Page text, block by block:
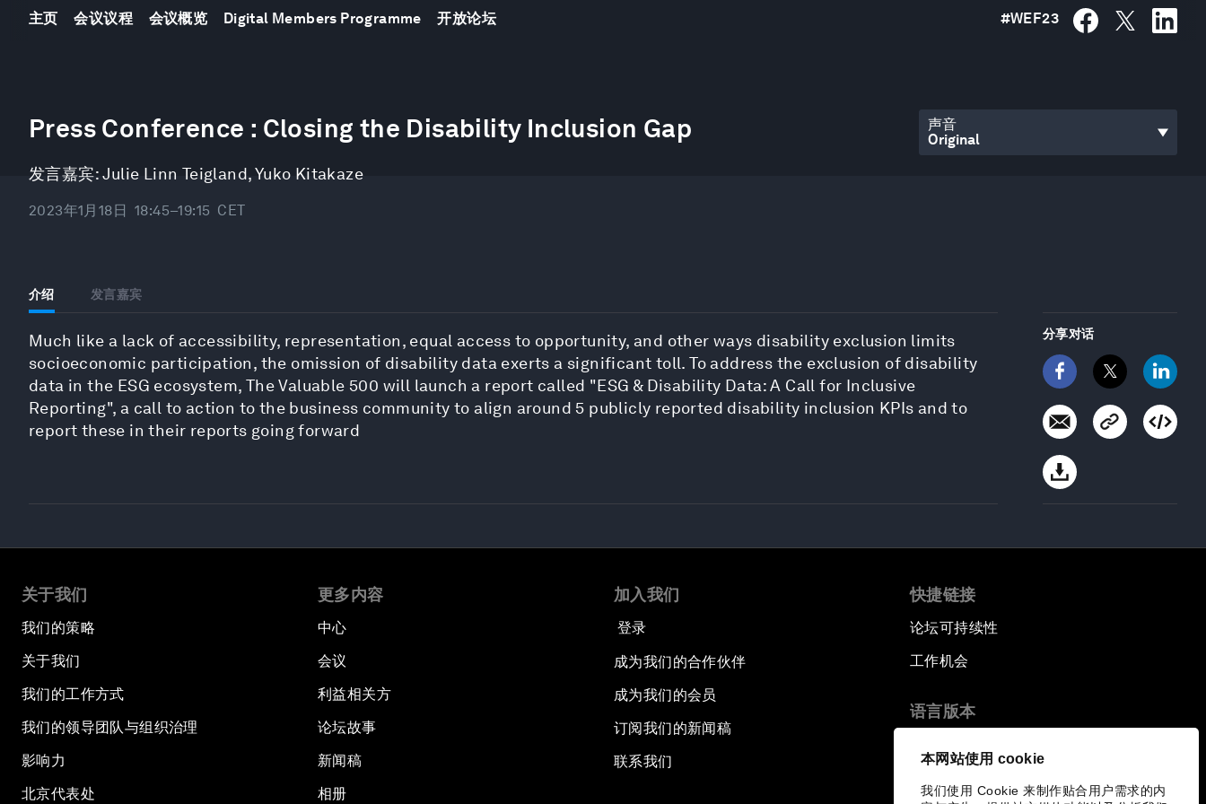
本网站使用 cookie
我们使用 Cookie 来制作贴合用户需求的内
主页 会议议程 会议概览 Digital Members Programme 开放论坛 #WEF23
Press Conference : Closing the Disability Inclusion Gap
发言嘉宾: Julie Linn Teigland,Yuko Kitakaze
2023年1月18日 18:45–19:15 CET
声音
介绍 发言嘉宾
Much like a lack of accessibility, representation, equal access to opportunity, and other ways disability exclusion limits
socioeconomic participation, the omission of disability data exerts a significant toll. To address the exclusion of disability
data in the ESG ecosystem, The Valuable 500 will launch a report called "ESG & Disability Data: A Call for Inclusive
Reporting", a call to action to the business community to align around 5 publicly reported disability inclusion KPIs and to
report these in their reports going forward
分享对话
of
2
seconds
Volume
关于我们
我们的策略
关于我们
我们的工作方式
我们的领导团队与组织治理
影响力
北京代表处
更多内容
中心
会议
利益相关方
论坛故事
新闻稿
相册
加入我们
登录
成为我们的合作伙伴
成为我们的会员
订阅我们的新闻稿
联系我们
快捷链接
论坛可持续性
工作机会
语言版本